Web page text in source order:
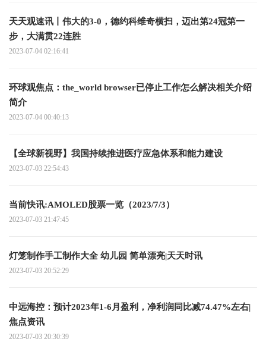
天天观速讯丨伟大的3-0，德约科维奇横扫，迈出第24冠第一
步，大满贯22连胜
2023-07-04 02:16:41
环球观焦点：the_world browser已停止工作怎么解决相关介绍
简介
2023-07-04 00:40:13
【全球新视野】我国持续推进医疗应急体系和能力建设
2023-07-03 22:54:43
当前快讯:AMOLED股票一览（2023/7/3）
2023-07-03 21:47:45
灯笼制作手工制作大全 幼儿园 简单漂亮|天天时讯
2023-07-03 20:52:29
中远海控：预计2023年1-6月盈利，净利润同比减74.47%左右|
焦点资讯
2023-07-03 20:30:39